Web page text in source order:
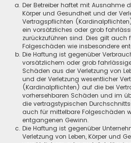
Der Betreiber haftet mit Ausnahme
Körper und Gesundheit und der
Vertragspflichten
ein vorsätzliches oder grob
zurückzuführen sind. Dies gilt auch
Folgeschäden wie insbesondere
Die Haftung ist gegenüber
vorsätzlichem oder grob
Schäden aus der Verletzung von
und der Verletzung wesentlicher
(Kardinalpflichten) auf die bei
vorhersehbaren Schäden und im
die vertragstypischen
auch für mittelbare Folgeschäden
entgangenen Gewinn.
Die Haftung ist gegenüber
Verletzung von Leben, Körper und